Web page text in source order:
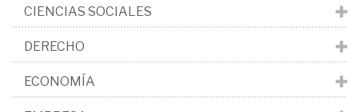
CIENCIAS SOCIALES
DERECHO
ECONOMÍA